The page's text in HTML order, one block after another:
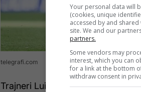
telegrafi.com
Trajneri Luis Enrique është një
Your personal data will
(cookies, unique
accessed by and
site. We and our
partners.
Some vendors may
interest, which you can
for a link at the bottom
withdraw consent in